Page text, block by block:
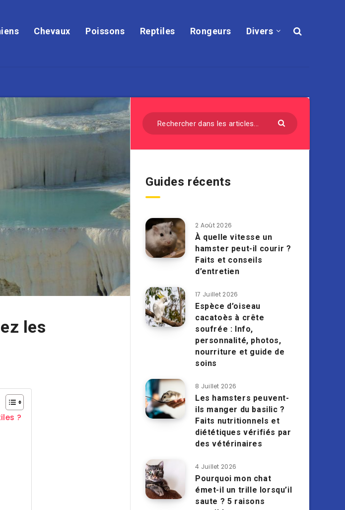
Chevaux Poissons Reptiles Rongeurs Divers
les
?
Guides récents
2 Août 2026
À quelle vitesse un
hamster peut-il courir ?
Faits et conseils
d’entretien
17 Juillet 2026
Espèce d’oiseau
cacatoès à crête
soufrée : Info,
personnalité, photos,
nourriture et guide de
soins
8 Juillet 2026
Les hamsters peuvent-
ils manger du basilic ?
Faits nutritionnels et
diététiques vérifiés par
des vétérinaires
4 Juillet 2026
Pourquoi mon chat
émet-il un trille lorsqu’il
saute ? 5 raisons